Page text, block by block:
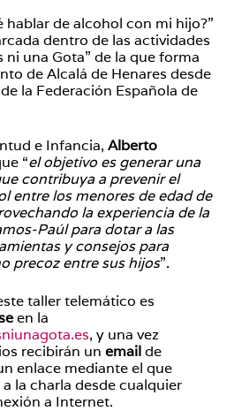
hablar de alcohol con mi hijo?”
dentro de las actividades
ni una Gota” de la que forma
de Alcalá de Henares desde
la Federación Española de
e Infancia, Alberto
“el objetivo es generar una
contribuya a prevenir el
entre los menores de edad de
la experiencia de la
Paúl para dotar a las
y consejos para
precoz entre sus hijos”.
taller telemático es
en la
, y una vez
recibirán un emailde
enlace mediante el que
la charla desde cualquier
a Internet.